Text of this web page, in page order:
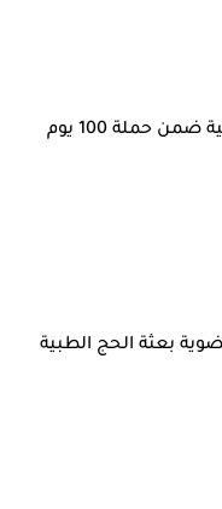
وزارة الصحة: 11 مليون خدمة مجانية ضمن حملة 100 يوم
بعثة الحج الطبية